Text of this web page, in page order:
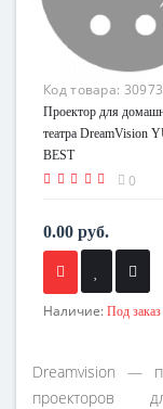
Код товара: 30973
Проектор для
театра DreamVision
BEST
0
0.00 руб.
Наличие: Под заказ
Dreamvision —
проекторов